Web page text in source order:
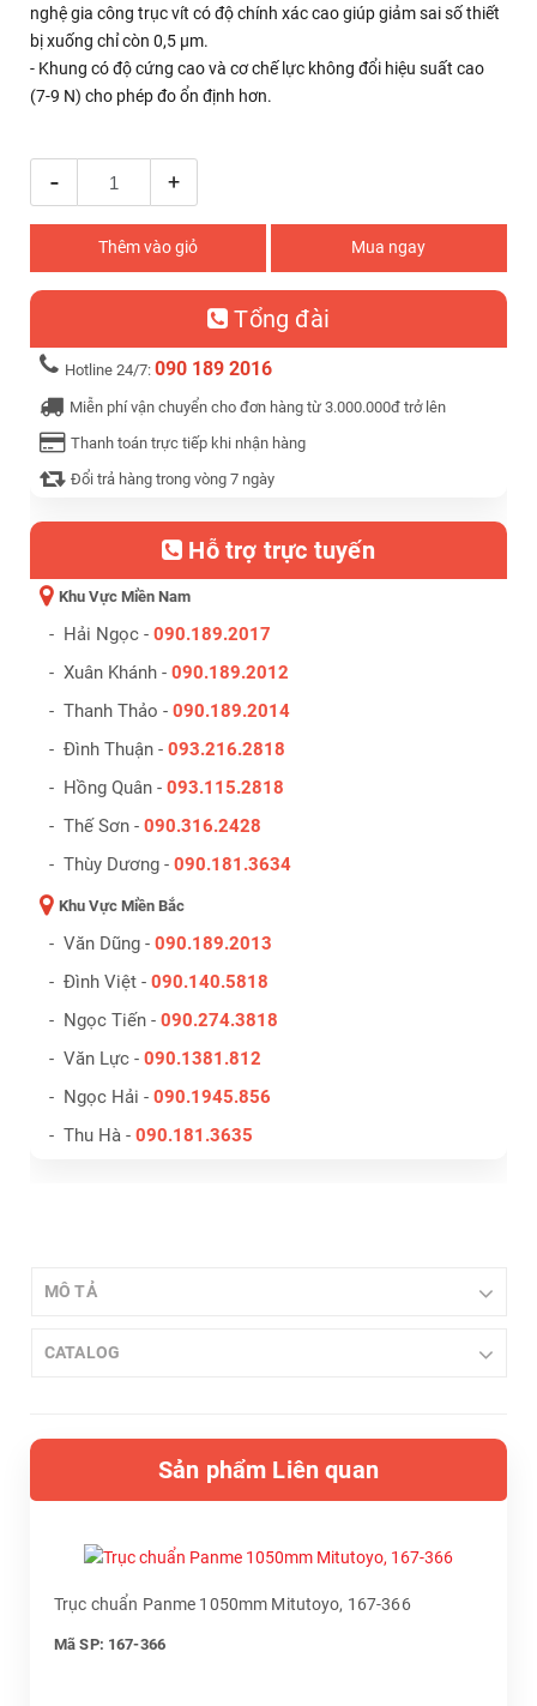
nghệ gia công trục vít có độ chính xác cao giúp giảm sai số thiết
bị xuống chỉ còn 0,5 μm.
- Khung có độ cứng cao và cơ chế lực không đổi hiệu suất cao
(7-9 N) cho phép đo ổn định hơn.
- +
Thêm vào giỏ Mua ngay
Tổng đài
Hotline 24/7: 090 189 2016
Miễn phí vận chuyển cho đơn hàng từ 3.000.000đ trở lên
Thanh toán trực tiếp khi nhận hàng
Đổi trả hàng trong vòng 7 ngày
Hỗ trợ trực tuyến
Khu Vực Miền Nam
- Hải Ngọc - 090.189.2017
- Xuân Khánh - 090.189.2012
- Thanh Thảo - 090.189.2014
- Đình Thuận - 093.216.2818
- Hồng Quân - 093.115.2818
- Thế Sơn - 090.316.2428
- Thùy Dương - 090.181.3634
Khu Vực Miền Bắc
- Văn Dũng - 090.189.2013
- Đình Việt - 090.140.5818
- Ngọc Tiến - 090.274.3818
- Văn Lực - 090.1381.812
- Ngọc Hải - 090.1945.856
- Thu Hà - 090.181.3635
MÔ TẢ
CATALOG
Sản phẩm Liên quan
Trục chuẩn Panme 1050mm Mitutoyo, 167-366
Mã SP: 167-366